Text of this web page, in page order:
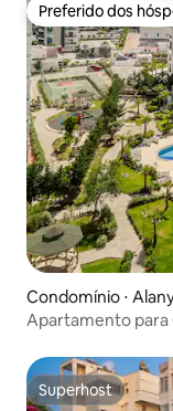
Preferido dos
Preferido dos
Condomínio ⋅
Apartamento para
Superhost
Superhost